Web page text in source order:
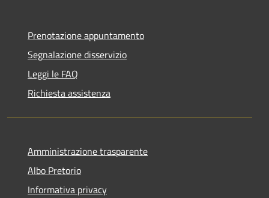
Prenotazione appuntamento
Segnalazione disservizio
Leggi le FAQ
Richiesta assistenza
Amministrazione trasparente
Albo Pretorio
Informativa privacy